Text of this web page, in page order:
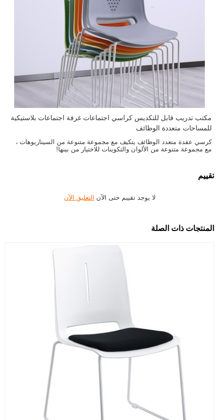
مكتب تدريب قابل للتكديس كراسي اجتماعات غرفة اجتماعات بلاستيكية
للمساحات متعددة الوظائف
كرسي عقدة متعدد الوظائف يتكيف مع مجموعة متنوعة من السيناريوهات ،
مع مجموعة متنوعة من الألوان والتكوينات للاختيار من بينها!
تقييم
لا يوجد تقييم حتى الآن التعليق الآن
المنتجات ذات الصلة